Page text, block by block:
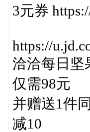
3元券
https://
洽洽每日坚
仅需98元
并赠送1件
减10